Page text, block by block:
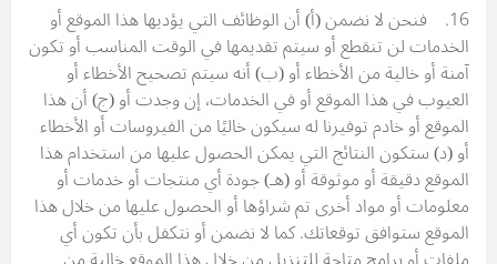
16. فنحن لا نضمن (أ) أن الوظائف التي يؤديها هذا الموقع أو
الخدمات لن تنقطع أو سيتم تقديمها في الوقت المناسب أو تكون
آمنة أو خالية من الأخطاء أو (ب) أنه سيتم تصحيح الأخطاء أو
العيوب في هذا الموقع أو في الخدمات، إن وجدت أو (ج) أن هذا
الموقع أو خادم توفيرنا له سيكون خاليًا من الفيروسات أو الأخطاء
أو (د) ستكون النتائج التي يمكن الحصول عليها من استخدام هذا
الموقع دقيقة أو موثوقة أو (هـ) جودة أي منتجات أو خدمات أو
معلومات أو مواد أخرى تم شراؤها أو الحصول عليها من خلال هذا
الموقع ستوافق توقعاتك. كما لا نضمن أو نتكفل بأن تكون أي